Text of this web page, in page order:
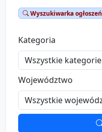
Wyszukiwarka ogłoszeń
Kategoria
Województwo